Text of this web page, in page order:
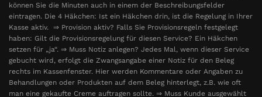
können Sie die Minuten auch in einem der Beschreibungsfelder
eintragen. Die 4 Häkchen: Ist ein Häkchen drin, ist die Regelung in Ihrer
Kasse aktiv. ⇒ Provision aktiv? Falls Sie Provisionsregeln festgelegt
haben: Gilt die Provisionsregelung für diesen Service? Ein Häkchen
setzen für „ja“. ⇒ Muss Notiz anlegen? Jedes Mal, wenn dieser Service
gebucht wird, erfolgt die Zwangsangabe einer Notiz für den Beleg
rechts im Kassenfenster. Hier werden Kommentare oder Angaben zu
Behandlungen oder Produkten auf dem Beleg hinterlegt, z.B. wie oft
man eine gekaufte Creme auftragen sollte. ⇒ Muss Kunde ausgewählt